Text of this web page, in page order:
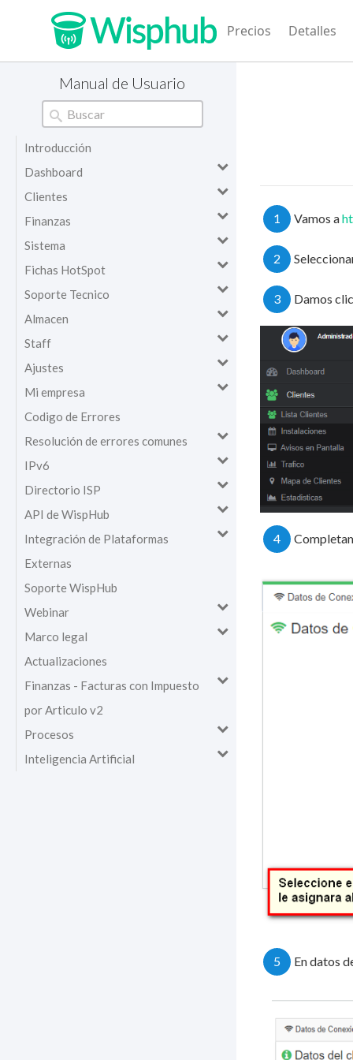
Precios Detalles
Manual de Usuario
Introducción
Dashboard
Clientes
Finanzas
Sistema
Fichas HotSpot
Soporte Tecnico
Almacen
Staff
Ajustes
Mi empresa
Codigo de Errores
Resolución de errores comunes
IPv6
Directorio ISP
API de WispHub
Integración de Plataformas
Externas
Soporte WispHub
Webinar
Marco legal
Actualizaciones
Finanzas - Facturas con Impuesto
por Articulo v2
Procesos
Inteligencia Artificial
1 Vamos a
2
3 Damos
4
5 En datos